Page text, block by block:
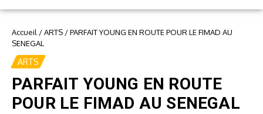
Accueil /ARTS /PARFAIT YOUNG EN ROUTE POUR LE FIMAD AU
SENEGAL
ARTS
PARFAIT YOUNG EN ROUTE
POUR LE FIMAD AU SENEGAL